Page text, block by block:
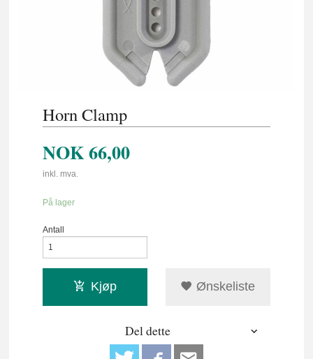
Horn Clamp
NOK66,00
inkl. mva.
På lager
Antall
Kjøp Ønskeliste
Del dette